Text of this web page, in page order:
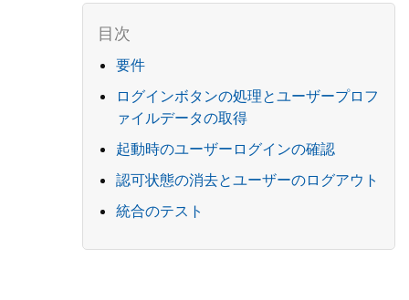
要件
ログインボタンの処理とユーザープロフ
ァイルデータの取得
起動時のユーザーログインの確認
認可状態の消去とユーザーのログアウト
統合のテスト